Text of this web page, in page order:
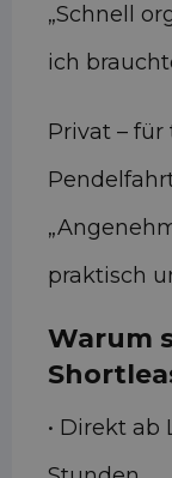
„Schnell
ich
Privat –
praktisch
Warum
• Direkt ab